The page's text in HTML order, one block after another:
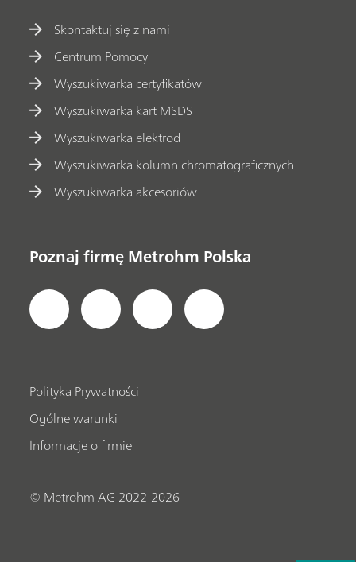
Skontaktuj się z nami
Centrum Pomocy
Wyszukiwarka certyfikatów
Wyszukiwarka kart MSDS
Wyszukiwarka elektrod
Wyszukiwarka kolumn chromatograficznych
Wyszukiwarka akcesoriów
Poznaj firmę Metrohm Polska
Polityka Prywatności
Ogólne warunki
Informacje o firmie
© Metrohm AG 2022-2026